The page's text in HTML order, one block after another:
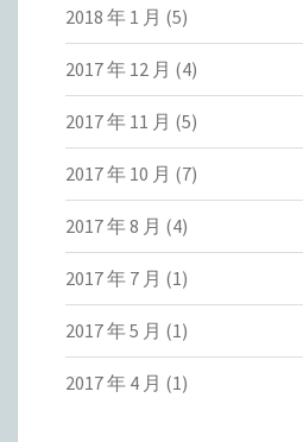
2018 年 1 月 (5)
2017 年 12 月 (4)
2017 年 11 月 (5)
2017 年 10 月 (7)
2017 年 8 月 (4)
2017 年 7 月 (1)
2017 年 5 月 (1)
2017 年 4 月 (1)